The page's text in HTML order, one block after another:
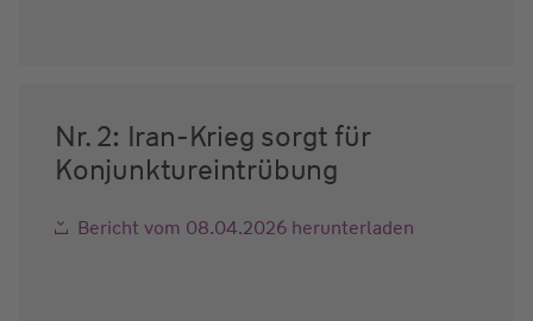
Nr. 2: Iran-Krieg sorgt für
Konjunktureintrübung
Bericht vom 08.04.2026 herunterladen